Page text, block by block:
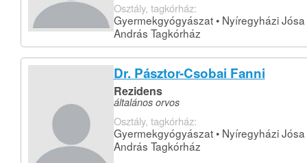
Osztály, tagkórház:
Gyermekgyógyászat • Nyíregyházi Jósa
András Tagkórház
Dr. Pásztor-Csobai Fanni
Rezidens
általános orvos
Osztály, tagkórház:
Gyermekgyógyászat • Nyíregyházi Jósa
András Tagkórház